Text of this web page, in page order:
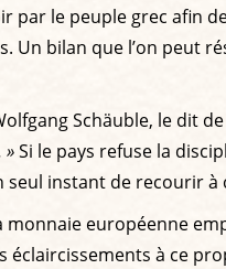
par le peuple grec afin
Un bilan que l’on peut
Schäuble, le dit
»Si le pays refuse la
seul instant de recourir
européenne
éclaircissements à ce